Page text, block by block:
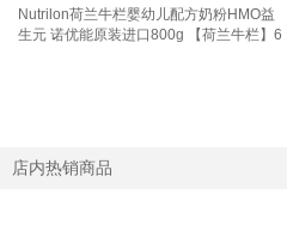
Nutrilon荷兰牛栏婴幼儿配方奶粉HMO益
生元 诺优能原装进口800g 【荷兰牛栏】6
店内热销商品